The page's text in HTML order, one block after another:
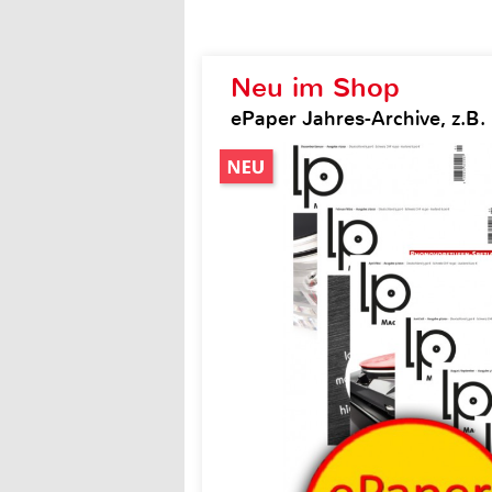
Neu im Shop
ePaper Jahres-Archive, z.B.